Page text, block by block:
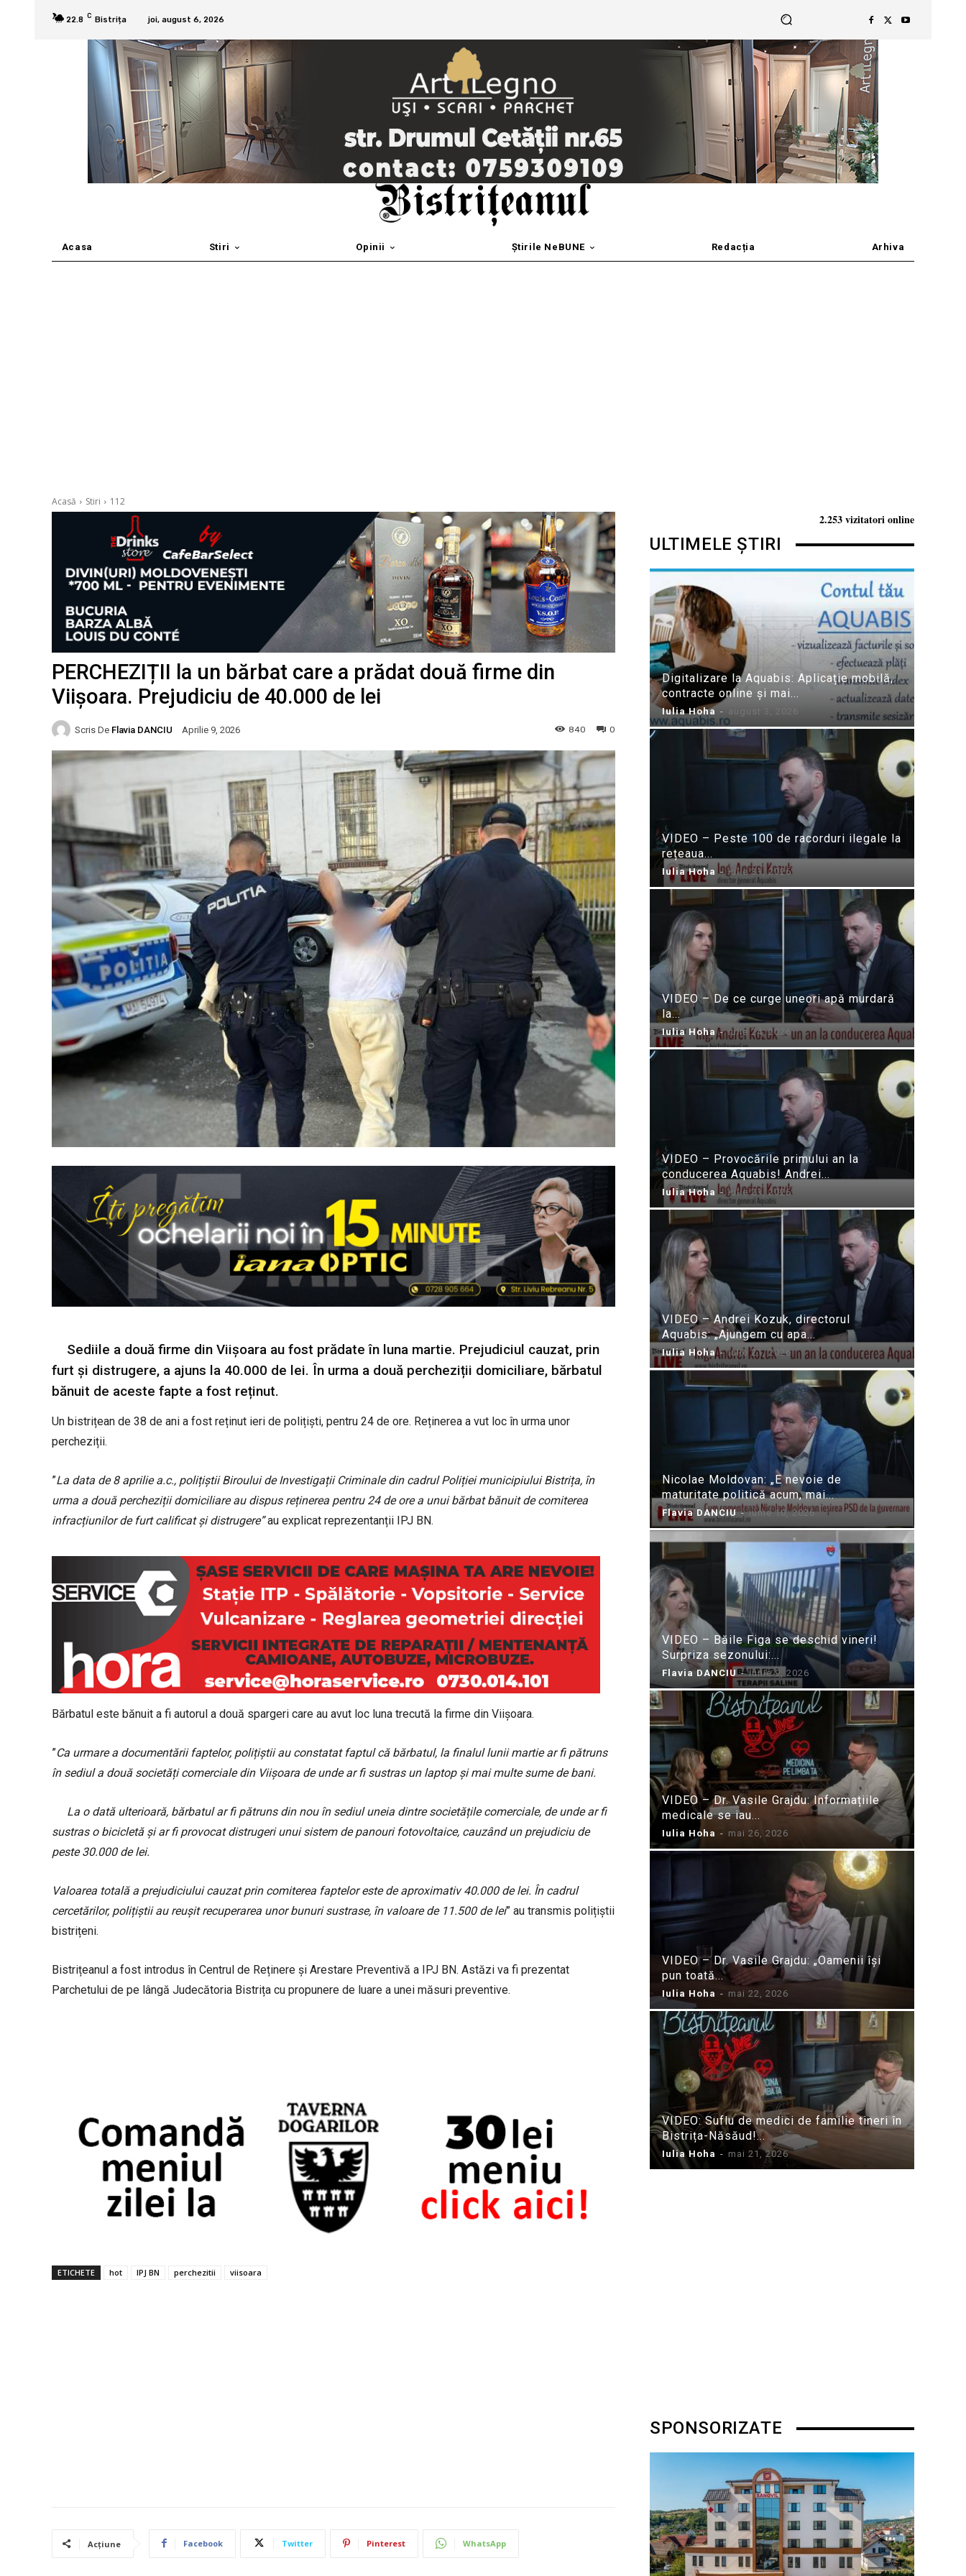
22.8 C Bistrița joi, august 6, 2026
Acasa Stiri Opinii Știrile NeBUNE Redacția Arhiva
Acasă Stiri 112
PERCHEZIȚII la un bărbat care a prădat două firme din
Viișoara. Prejudiciu de 40.000 de lei
Scris De Flavia DANCIU Aprilie 9, 2026 0
840
Sediile a două firme din Viișoara au fost prădate în luna martie. Prejudiciul cauzat, prin
furt și distrugere, a ajuns la 40.000 de lei. În urma a două percheziții domiciliare, bărbatul
bănuit de aceste fapte a fost reținut.
Un bistrițean de 38 de ani a fost reținut ieri de polițiști, pentru 24 de ore. Reținerea a vut loc în urma unor
percheziții.
”La data de 8 aprilie a.c., polițiștii Biroului de Investigații Criminale din cadrul Poliției municipiului Bistrița, în
urma a două percheziții domiciliare au dispus reținerea pentru 24 de ore a unui bărbat bănuit de comiterea
infracțiunilor de furt calificat și distrugere”au explicat reprezentanții IPJ BN.
Bărbatul este bănuit a fi autorul a două spargeri care au avut loc luna trecută la firme din Viișoara.
”Ca urmare a documentării faptelor, polițiștii au constatat faptul că bărbatul, la finalul lunii martie ar fi pătruns
în sediul a două societăți comerciale din Viișoara de unde ar fi sustras un laptop și mai multe sume de bani.
La o dată ulterioară, bărbatul ar fi pătruns din nou în sediul uneia dintre societățile comerciale, de unde ar fi
sustras o bicicletă și ar fi provocat distrugeri unui sistem de panouri fotovoltaice, cauzând un prejudiciu de
peste 30.000 de lei.
Valoarea totală a prejudiciului cauzat prin comiterea faptelor este de aproximativ 40.000 de lei. În cadrul
cercetărilor, polițiștii au reușit recuperarea unor bunuri sustrase, în valoare de 11.500 de lei” au transmis polițiștii
bistrițeni.
Bistrițeanul a fost introdus în Centrul de Reținere și Arestare Preventivă a IPJ BN. Astăzi va fi prezentat
Parchetului de pe lângă Judecătoria Bistrița cu propunere de luare a unei măsuri preventive.
ETICHETE hot IPJ BN perchezitii viisoara
Acțiune Facebook Twitter Pinterest WhatsApp
2.253 vizitatori online
ULTIMELE ȘTIRI
Digitalizare la Aquabis: Aplicație mobilă,
contracte online și mai...
Iulia Hoha - august 3, 2026
VIDEO – Peste 100 de racorduri ilegale la
rețeaua...
Iulia Hoha - iulie 31, 2026
VIDEO – De ce curge uneori apă murdară
la...
Iulia Hoha - iulie 24, 2026
VIDEO – Provocările primului an la
conducerea Aquabis! Andrei...
Iulia Hoha - iulie 21, 2026
VIDEO – Andrei Kozuk, directorul
Aquabis: „Ajungem cu apa...
Iulia Hoha - iulie 21, 2026
Nicolae Moldovan: „E nevoie de
maturitate politică acum, mai...
Flavia DANCIU - iunie 10, 2026
VIDEO – Băile Figa se deschid vineri!
Surpriza sezonului:...
Flavia DANCIU - iunie 9, 2026
VIDEO – Dr. Vasile Grajdu: Informațiile
medicale se iau...
Iulia Hoha - mai 26, 2026
VIDEO – Dr. Vasile Grajdu: „Oamenii își
pun toată...
Iulia Hoha - mai 22, 2026
VIDEO: Suflu de medici de familie tineri în
Bistrița-Năsăud!...
Iulia Hoha - mai 21, 2026
SPONSORIZATE